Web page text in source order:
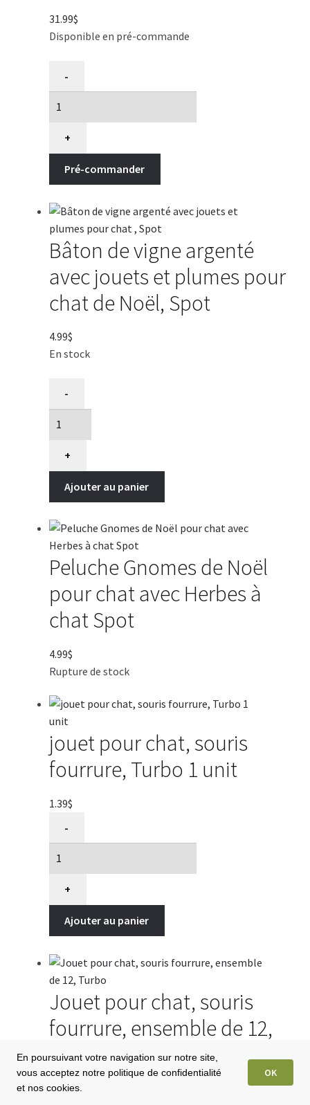
31.99$
Disponible en pré-commande
Tapis
fouille
Rond
à
Ventouses,
Messy
Mutts
-
+
Pré-commander
Bâton de vigne argenté
avec jouets et plumes pour
chat de Noël, Spot
4.99$
En stock
Bâton
vigne
argenté
avec
jouets
et
plumes
pour
chat
,
Spot
-
+
Ajouter au panier
Peluche Gnomes de Noël
pour chat avec Herbes à
chat Spot
4.99$
Rupture de stock
jouet pour chat, souris
fourrure, Turbo 1 unit
1.39$
jouet
chat,
souris
fourrure,
Turbo
1
unit
-
+
Ajouter au panier
Jouet pour chat, souris
fourrure, ensemble de 12,
Turbo
14.99$
En poursuivant votre navigation sur notre site,
vous acceptez notre politique de confidentialité
et nos cookies.
OK